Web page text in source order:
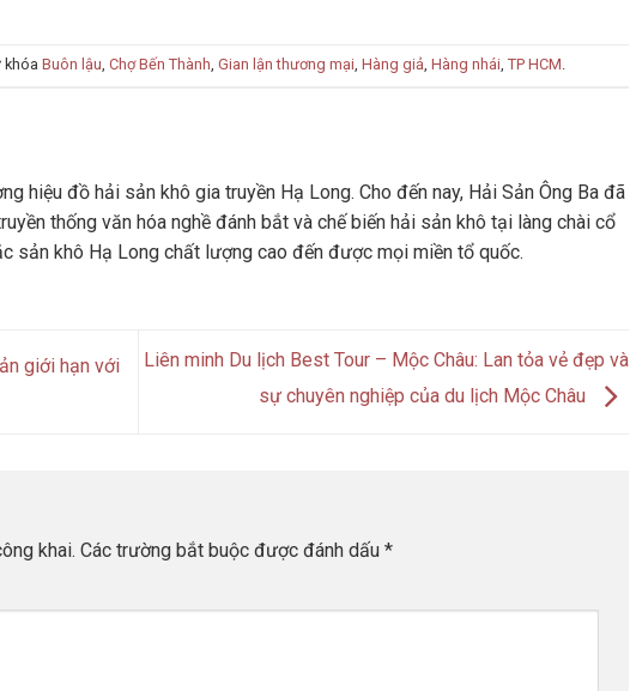
khóaBuôn lậu ,Chợ Bến Thành ,Gian lận thương mại ,Hàng giả ,Hàng nhái ,TP HCM
hiệu đồ hải sản khô gia truyền Hạ Long. Cho đến nay, Hải Sản Ông Ba đã
thống văn hóa nghề đánh bắt và chế biến hải sản khô tại làng chài cổ
sản khô Hạ Long chất lượng cao đến được mọi miền tổ quốc.
giới hạn với
Liên minh Du lịch Best Tour – Mộc Châu: Lan tỏa vẻ đẹp và
sự chuyên nghiệp của du lịch Mộc Châu
khai. Các trường bắt buộc được đánh dấu *